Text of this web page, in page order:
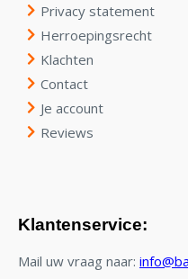
Privacy statement
Herroepingsrecht
Klachten
Contact
Je account
Reviews
Klantenservice:
Mail uw vraag naar: